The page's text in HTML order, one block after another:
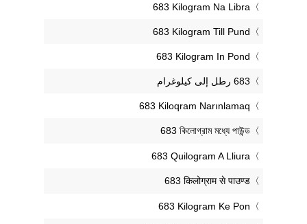
‎683 Kilogram Na Libra
‎683 Kilogram Till Pund
‎683 Kilogram In Pond
‎683 Kiloqram Narınlamaq
‎683 কিলোগ্রাম মধ্যে পাউন্ড
‎683 Quilogram A Lliura
‎683 किलोग्राम से पाउण्ड
‎683 Kilogram Ke Pon